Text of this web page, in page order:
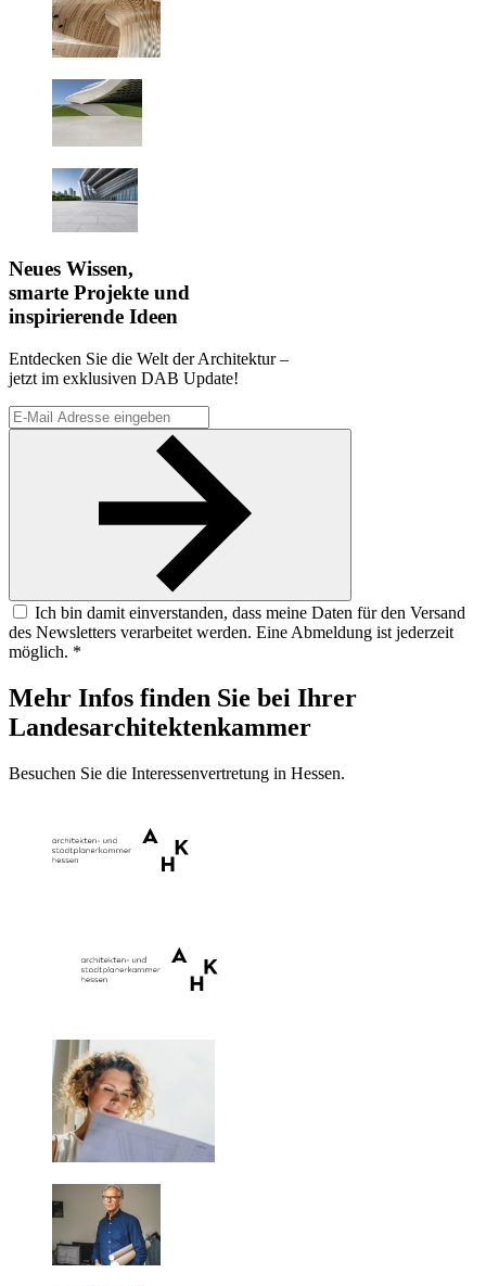
Neues Wissen,
smarte Projekte und
inspirierende Ideen
Entdecken Sie die Welt der Architektur –
jetzt im exklusiven DAB Update!
Ich bin damit einverstanden, dass meine Daten für den Versand
des Newsletters verarbeitet werden. Eine Abmeldung ist jederzeit
möglich. *
Mehr Infos finden Sie bei Ihrer
Landesarchitektenkammer
Besuchen Sie die Interessenvertretung in Hessen.